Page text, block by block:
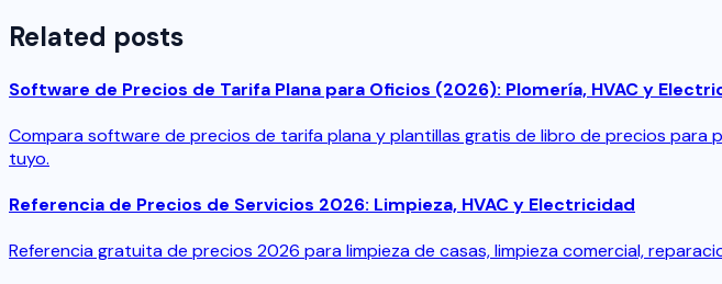
Related posts
Software de Precios de Tarifa Plana para Oficios (2026): Plomería, HVAC y
Compara software de precios de tarifa plana y plantillas gratis de libro de precios
tuyo.
Referencia de Precios de Servicios 2026: Limpieza, HVAC y Electricidad
Referencia gratuita de precios 2026 para limpieza de casas, limpieza comercial,